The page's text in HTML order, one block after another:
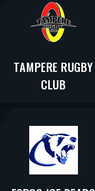
TAMPERE RUGBY
CLUB